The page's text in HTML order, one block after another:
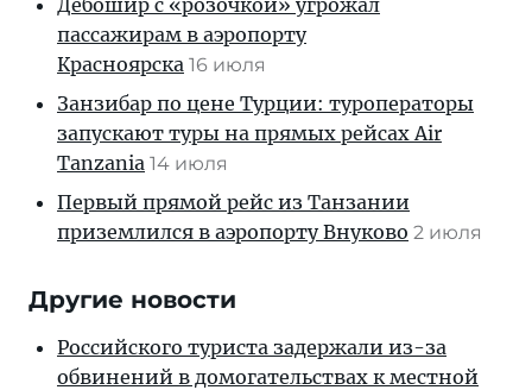
Дебошир с «розочкой» угрожал
пассажирам в аэропорту
Красноярска 16 июля
Занзибар по цене Турции: туроператоры
запускают туры на прямых рейсах Air
Tanzania 14 июля
Первый прямой рейс из Танзании
приземлился в аэропорту Внуково 2 июля
Другие новости
Российского туриста задержали из-за
обвинений в домогательствах к местной